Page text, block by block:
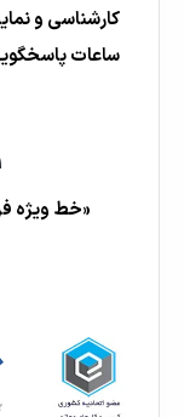
کارشناسی و
ساعات پاسخگویی : 9:30
«خط ویژه